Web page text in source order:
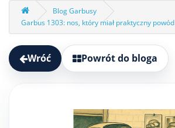
Blog Garbusy
Garbus 1303: nos, który miał praktyczny powód
Wróć Powrót do bloga